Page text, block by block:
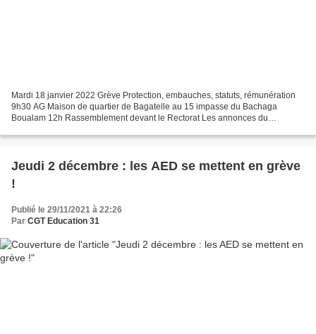
Mardi 18 janvier 2022 Grève Protection, embauches, statuts, rémunération
9h30 AG Maison de quartier de Bagatelle au 15 impasse du Bachaga
Boualam 12h Rassemblement devant le Rectorat Les annonces du
Jeudi 2 décembre : les AED se mettent en grève
!
Publié le 29/11/2021 à 22:26
Par CGT Education 31